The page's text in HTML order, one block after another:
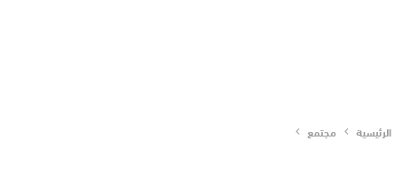
الرئيسية مجتمع